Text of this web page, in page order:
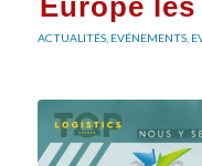
Europe les
ACTUALITÉS, EVÉNEMENTS,